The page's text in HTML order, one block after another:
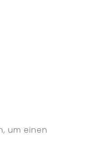
um einen